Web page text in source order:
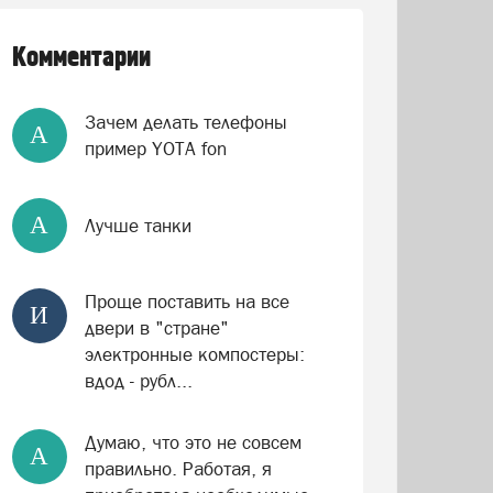
Комментарии
А
Зачем делать телефоны
пример YOTA fon
А Лучше танки
И
Проще поставить на все
двери в "стране"
электронные компостеры:
вдод - рубл...
А
Думаю, что это не совсем
правильно. Работая, я